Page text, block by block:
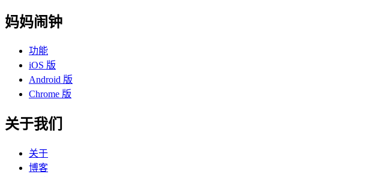
妈妈闹钟
功能
iOS 版
Android 版
Chrome 版
关于我们
关于
博客